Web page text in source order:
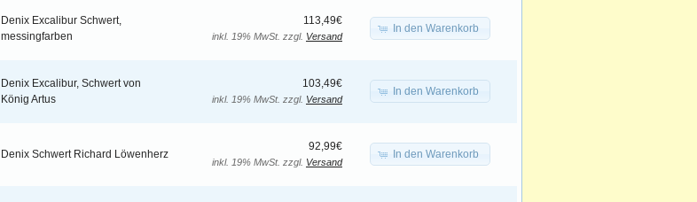
Denix Excalibur Schwert,
messingfarben
113,49€
inkl. 19% MwSt. zzgl. Versand
In den Warenkorb
Denix Excalibur, Schwert von
König Artus
103,49€
inkl. 19% MwSt. zzgl. Versand
In den Warenkorb
Denix Schwert Richard Löwenherz
92,99€
inkl. 19% MwSt. zzgl. Versand
In den Warenkorb